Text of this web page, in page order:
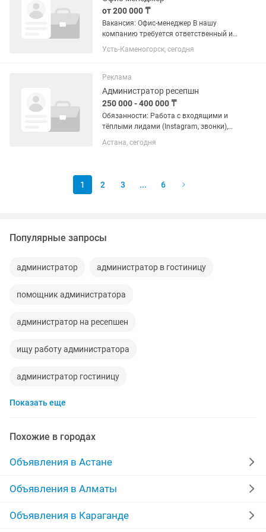
от 200 000 ₸
Вакансия: Офис-менеджер В нашу
компанию требуется ответственный и
организованный офис-менеджер.
программе 1С; - подготовка договоров,
писем и...
Усть-Каменогорск, сегодня
Реклама
Администратор ресепшн
250 000 - 400 000 ₸
Обязанности: Работа с входящими и
тёплыми лидами (Instagram, звонки),
базы и реактивация, до 50 диалогов в
Астана, сегодня
1 2 3 ... 6
Популярные запросы
администратор администратор в гостиницу
помощник администратора
администратор на ресепшен
ищу работу администратора
администратор гостиницу
администратор на ресепшн
менеджер администратор
администратор управляющий
администратор гостиницы
Показать еще
Похожие в городах
Объявления в Астане
Объявления в Алматы
Объявления в Караганде